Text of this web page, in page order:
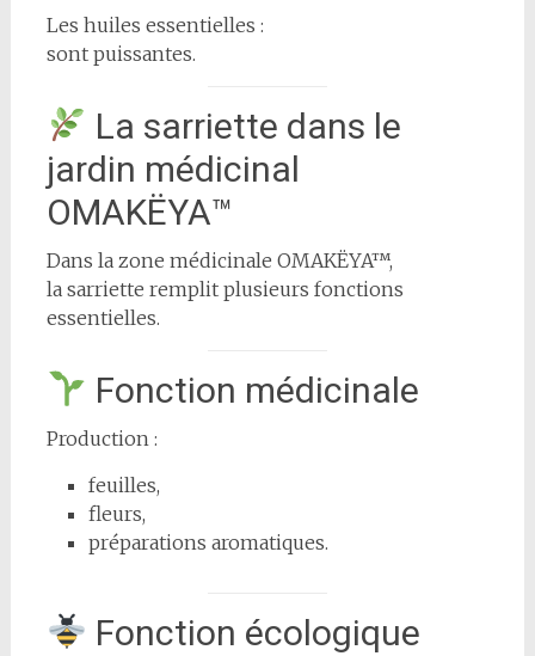
Les huiles essentielles :
sont puissantes.
La sarriette dans le
jardin médicinal
OMAKËYA™
Dans la zone médicinale OMAKËYA™,
la sarriette remplit plusieurs fonctions
essentielles.
Fonction médicinale
Production :
feuilles,
fleurs,
préparations aromatiques.
Fonction écologique